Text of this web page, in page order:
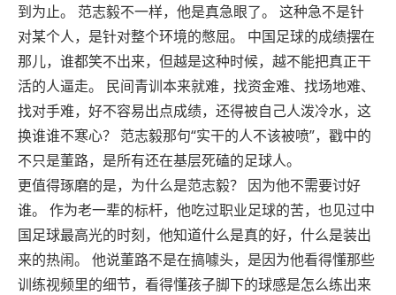
到为止。 范志毅不一样，他是真急眼了。 这种急不是针
对某个人，是针对整个环境的憋屈。 中国足球的成绩摆在
那儿，谁都笑不出来，但越是这种时候，越不能把真正干
活的人逼走。 民间青训本来就难，找资金难、找场地难、
找对手难，好不容易出点成绩，还得被自己人泼冷水，这
换谁谁不寒心？ 范志毅那句“实干的人不该被喷”，戳中的
不只是董路，是所有还在基层死磕的足球人。
更值得琢磨的是，为什么是范志毅？ 因为他不需要讨好
谁。 作为老一辈的标杆，他吃过职业足球的苦，也见过中
国足球最高光的时刻，他知道什么是真的好，什么是装出
来的热闹。 他说董路不是在搞噱头，是因为他看得懂那些
训练视频里的细节，看得懂孩子脚下的球感是怎么练出来